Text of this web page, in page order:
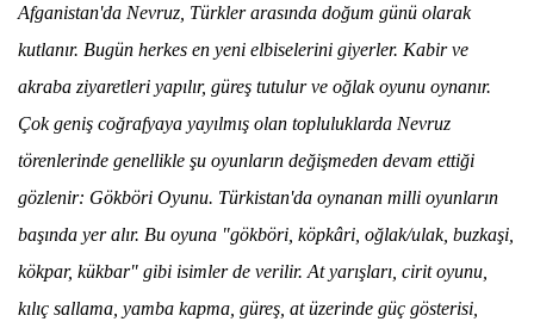
Afganistan'da Nevruz, Türkler arasında doğum günü olarak
kutlanır. Bugün herkes en yeni elbiselerini giyerler. Kabir ve
akraba ziyaretleri yapılır, güreş tutulur ve oğlak oyunu oynanır.
Çok geniş coğrafyaya yayılmış olan topluluklarda Nevruz
törenlerinde genellikle şu oyunların değişmeden devam ettiği
gözlenir: Gökböri Oyunu. Türkistan'da oynanan milli oyunların
başında yer alır. Bu oyuna "gökböri, köpkâri, oğlak/ulak, buzkaşi,
kökpar, kükbar" gibi isimler de verilir. At yarışları, cirit oyunu,
kılıç sallama, yamba kapma, güreş, at üzerinde güç gösterisi,